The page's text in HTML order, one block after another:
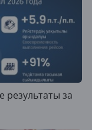
результаты за